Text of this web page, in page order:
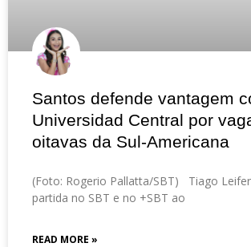
Santos defende vantagem
Universidad Central por
oitavas da Sul-Americana
(Foto: Rogerio Pallatta/SBT) Tiago
partida no SBT e no +SBT ao
READ MORE »